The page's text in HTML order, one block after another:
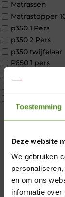
Toestemming
Deze website
We gebruiken
en om ons
informatie over
Matrassen
Matrastopper
p350 1 Pers
p350 2 Pers
p350 twijfelaar
P650 1 pers
Maatvoering
1 persoon
2
Twijfelaar
Materiaal
Latex